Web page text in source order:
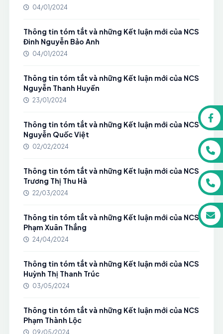
04/01/2024
Thông tin tóm tắt và những Kết luận mới của NCS
Đinh Nguyễn Bảo Anh
04/01/2024
Thông tin tóm tắt và những Kết luận mới của NCS
Nguyễn Thanh Huyền
23/01/2024
Thông tin tóm tắt và những Kết luận mới của NCS
Nguyễn Quốc Việt
02/02/2024
Thông tin tóm tắt và những Kết luận mới của NCS
Trương Thị Thu Hà
22/03/2024
Thông tin tóm tắt và những Kết luận mới của NCS
Phạm Xuân Thắng
24/04/2024
Thông tin tóm tắt và những Kết luận mới của NCS
Huỳnh Thị Thanh Trúc
03/05/2024
Thông tin tóm tắt và những Kết luận mới của NCS
Phạm Thành Lộc
09/05/2024